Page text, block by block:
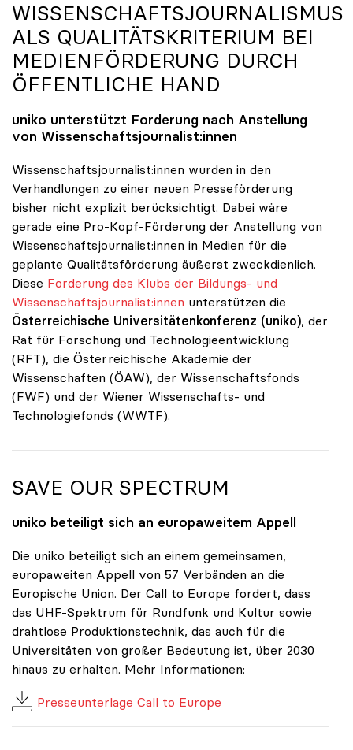
WISSENSCHAFTSJOURNALISMUS
ALS QUALITÄTSKRITERIUM BEI
MEDIENFÖRDERUNG DURCH
ÖFFENTLICHE HAND
uniko unterstützt Forderung nach Anstellung
von Wissenschaftsjournalist:innen
Wissenschaftsjournalist:innen wurden in den
Verhandlungen zu einer neuen Presseförderung
bisher nicht explizit berücksichtigt. Dabei wäre
gerade eine Pro-Kopf-Förderung der Anstellung von
Wissenschaftsjournalist:innen in Medien für die
geplante Qualitätsförderung äußerst zweckdienlich.
Diese Forderung des Klubs der Bildungs- und
Wissenschaftsjournalist:innen unterstützen die
Österreichische Universitätenkonferenz (uniko), der
Rat für Forschung und Technologieentwicklung
(RFT), die Österreichische Akademie der
Wissenschaften (ÖAW), der Wissenschaftsfonds
(FWF) und der Wiener Wissenschafts- und
Technologiefonds (WWTF).
SAVE OUR SPECTRUM
uniko beteiligt sich an europaweitem Appell
Die uniko beteiligt sich an einem gemeinsamen,
europaweiten Appell von 57 Verbänden an die
Europische Union. Der Call to Europe fordert, dass
das UHF-Spektrum für Rundfunk und Kultur sowie
drahtlose Produktionstechnik, das auch für die
Universitäten von großer Bedeutung ist, über 2030
hinaus zu erhalten. Mehr Informationen:
Presseunterlage Call to Europe